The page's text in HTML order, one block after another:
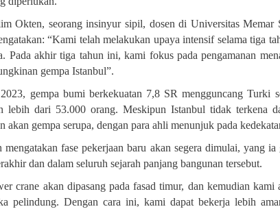
Okten, seorang insinyur sipil, dosen di Universitas
“Kami telah melakukan upaya intensif selama tiga
Pada akhir tiga tahun ini, kami fokus pada pengamanan
gempa Istanbul”.
gempa bumi berkekuatan 7,8 SR mengguncang Turki
lebih dari 53.000 orang. Meskipun Istanbul tidak terkena
akan gempa serupa, dengan para ahli menunjuk pada
mengatakan fase pekerjaan baru akan segera dimulai, yang
dan dalam seluruh sejarah panjang bangunan tersebut.
crane akan dipasang pada fasad timur, dan kemudian
pelindung. Dengan cara ini, kami dapat bekerja lebih